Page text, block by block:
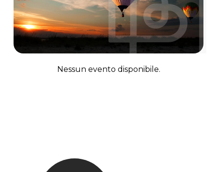
Nessun evento disponibile.